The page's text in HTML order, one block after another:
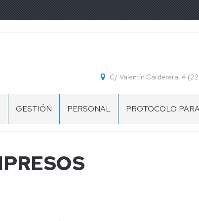
C/ Valentín Carderera, 4
GESTIÓN
BUZÓN
FORMULARIO
PERSONAL PROTOCOLO